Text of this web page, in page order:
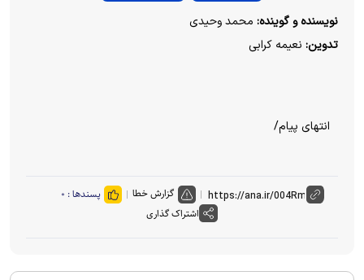
V
نویسنده و گوینده: محمد وحیدی
تدوین: نعیمه کرابی
انتهای پیام/
گزارش خطا پسندها : ۰
اشتراک گذاری